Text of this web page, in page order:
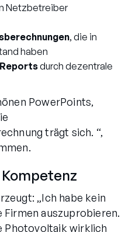
Netzbetreiber
, die in
haben
durch dezentrale
PowerPoints,
trägt sich. “,
„Ich habe kein
Firmen auszuprobieren.
Photovoltaik wirklich